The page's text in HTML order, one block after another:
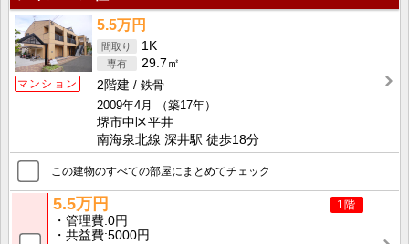
マンション
5.5万円
1K
29.7㎡
2階建
鉄骨
2009年4月
（築17年）
堺市中区平井
南海泉北線 深井駅 徒歩18分
この建物のすべての部屋にまとめてチェック
1階
5.5万円
管理費 0円
共益費 5000円